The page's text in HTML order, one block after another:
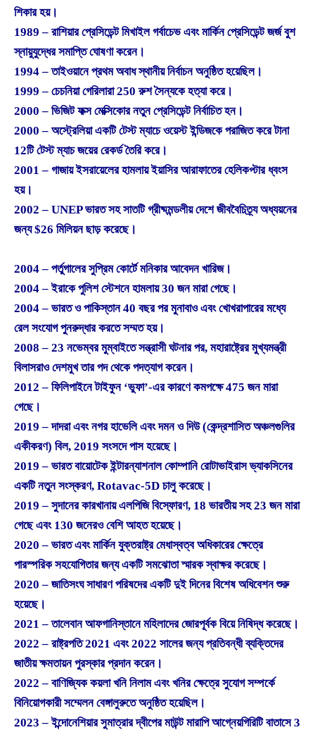
শিকার হয়।
1989 – রাশিয়ার প্রেসিডেন্ট মিখাইল গর্বাচেভ এবং মার্কিন প্রেসিডেন্ট জর্জ বুশ
স্নায়ুযুদ্ধের সমাপ্তি ঘোষণা করেন।
1994 – তাইওয়ানে প্রথম অবাধ স্থানীয় নির্বাচন অনুষ্ঠিত হয়েছিল।
1999 – চেচনিয়া গেরিলারা 250 রুশ সৈন্যকে হত্যা করে।
2000 – ভিজিট ফক্স মেক্সিকোর নতুন প্রেসিডেন্ট নির্বাচিত হন।
2000 – অস্ট্রেলিয়া একটি টেস্ট ম্যাচে ওয়েস্ট ইন্ডিজকে পরাজিত করে টানা
12টি টেস্ট ম্যাচ জয়ের রেকর্ড তৈরি করে।
2001 – গাজায় ইসরায়েলের হামলায় ইয়াসির আরাফাতের হেলিকপ্টার ধ্বংস
হয়।
2002 – UNEP ভারত সহ সাতটি গ্রীষ্মমন্ডলীয় দেশে জীববৈচিত্র্য অধ্যয়নের
জন্য $26 মিলিয়ন ছাড় করেছে।
2004 – পর্তুগালের সুপ্রিম কোর্টে মনিকার আবেদন খারিজ।
2004 – ইরাকে পুলিশ স্টেশনে হামলায় 30 জন মারা গেছে।
2004 – ভারত ও পাকিস্তান 40 বছর পর মুনাবাও এবং খোখরাপারের মধ্যে
রেল সংযোগ পুনরুদ্ধার করতে সম্মত হয়।
2008 – 23 নভেম্বর মুম্বাইতে সন্ত্রাসী ঘটনার পর, মহারাষ্ট্রের মুখ্যমন্ত্রী
বিলাসরাও দেশমুখ তার পদ থেকে পদত্যাগ করেন।
2012 – ফিলিপাইনে টাইফুন ‘ভুফা’-এর কারণে কমপক্ষে 475 জন মারা
গেছে।
2019 – দাদরা এবং নগর হাভেলি এবং দমন ও দিউ (কেন্দ্রশাসিত অঞ্চলগুলির
একীকরণ) বিল, 2019 সংসদে পাস হয়েছে।
2019 – ভারত বায়োটেক ইন্টারন্যাশনাল কোম্পানি রোটাভাইরাস ভ্যাকসিনের
একটি নতুন সংস্করণ, Rotavac-5D চালু করেছে।
2019 – সুদানের কারখানায় এলপিজি বিস্ফোরণ, 18 ভারতীয় সহ 23 জন মারা
গেছে এবং 130 জনেরও বেশি আহত হয়েছে।
2020 – ভারত এবং মার্কিন যুক্তরাষ্ট্র মেধাস্বত্ব অধিকারের ক্ষেত্রে
পারস্পরিক সহযোগিতার জন্য একটি সমঝোতা স্মারক স্বাক্ষর করেছে।
2020 – জাতিসংঘ সাধারণ পরিষদের একটি দুই দিনের বিশেষ অধিবেশন শুরু
হয়েছে।
2021 – তালেবান আফগানিস্তানে মহিলাদের জোরপূর্বক বিয়ে নিষিদ্ধ করেছে।
2022 – রাষ্ট্রপতি 2021 এবং 2022 সালের জন্য প্রতিবন্ধী ব্যক্তিদের
জাতীয় ক্ষমতায়ন পুরস্কার প্রদান করেন।
2022 – বাণিজ্যিক কয়লা খনি নিলাম এবং খনির ক্ষেত্রে সুযোগ সম্পর্কে
বিনিয়োগকারী সম্মেলন বেঙ্গালুরুতে অনুষ্ঠিত হয়েছিল।
2023 – ইন্দোনেশিয়ার সুমাত্রার দ্বীপের মাউন্ট মারাপি আগ্নেয়গিরিটি বাতাসে 3